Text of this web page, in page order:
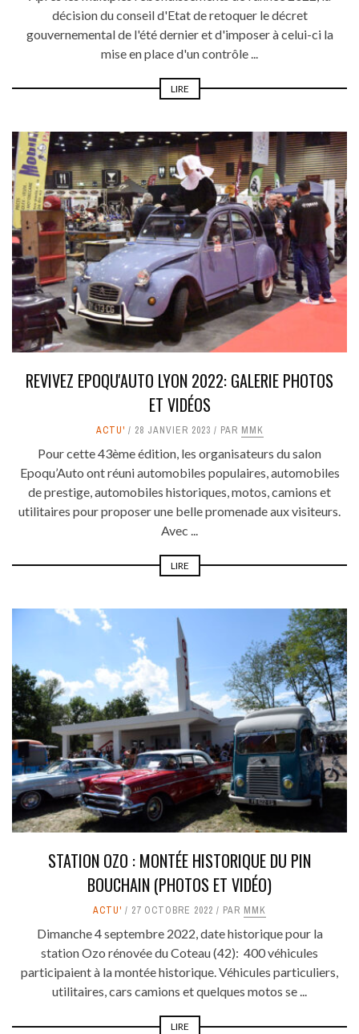
décision du conseil d'Etat de retoquer le décret
gouvernemental de l'été dernier et d'imposer à celui-ci la
mise en place d'un contrôle ...
LIRE
REVIVEZ EPOQU'AUTO LYON 2022: GALERIE PHOTOS
ET VIDÉOS
ACTU' 28 JANVIER 2023 PAR MMK
Pour cette 43ème édition, les organisateurs du salon
Epoqu’Auto ont réuni automobiles populaires, automobiles
de prestige, automobiles historiques, motos, camions et
utilitaires pour proposer une belle promenade aux visiteurs.
Avec ...
LIRE
STATION OZO : MONTÉE HISTORIQUE DU PIN
BOUCHAIN (PHOTOS ET VIDÉO)
ACTU' 27 OCTOBRE 2022 PAR MMK
Dimanche 4 septembre 2022, date historique pour la
station Ozo rénovée du Coteau (42): 400 véhicules
participaient à la montée historique. Véhicules particuliers,
utilitaires, cars camions et quelques motos se ...
LIRE